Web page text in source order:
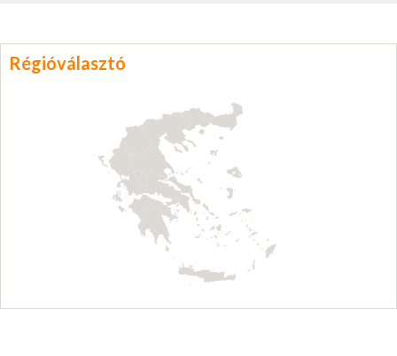
Régióválasztó